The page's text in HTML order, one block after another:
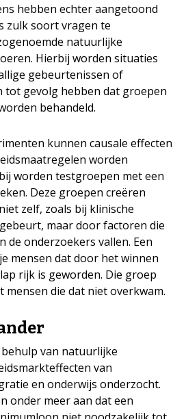
hebben echter aangetoond
zulk soort vragen te
natuurlijke
Hierbij worden situaties
gebeurtenissen of
tot gevolg hebben dat groepen
behandeld.
kunnen causale effecten
worden
worden testgroepen met een
Deze groepen creëren
zelf, zoals bij klinische
maar door factoren die
de onderzoekers vallen. Een
mensen dat door het winnen
rijk is geworden. Die groep
mensen die dat niet overkwam.
van natuurlijke
van
en onderwijs onderzocht.
onder meer aan dat een